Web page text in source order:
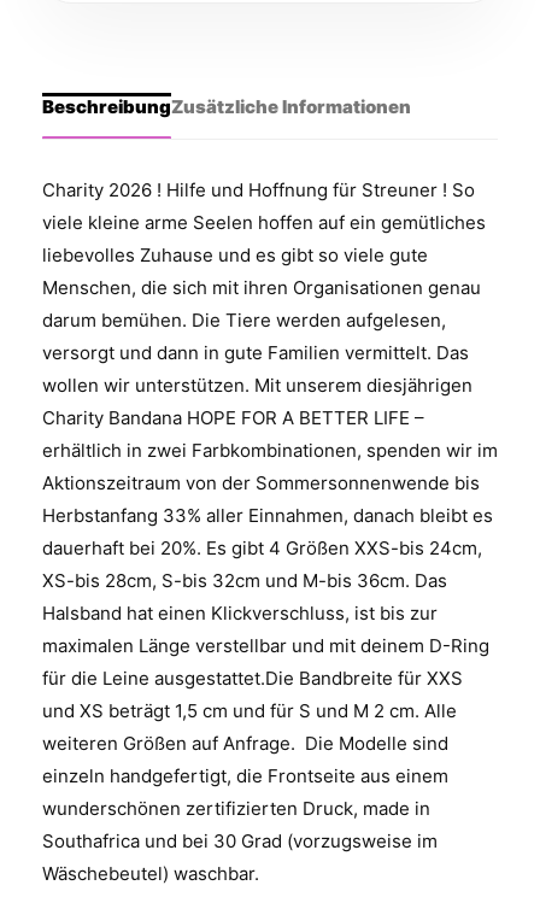
BeschreibungZusätzliche Informationen
Charity 2026 ! Hilfe und Hoffnung für Streuner ! So
viele kleine arme Seelen hoffen auf ein gemütliches
liebevolles Zuhause und es gibt so viele gute
Menschen, die sich mit ihren Organisationen genau
darum bemühen. Die Tiere werden aufgelesen,
versorgt und dann in gute Familien vermittelt. Das
wollen wir unterstützen. Mit unserem diesjährigen
Charity Bandana HOPE FOR A BETTER LIFE –
erhältlich in zwei Farbkombinationen, spenden wir im
Aktionszeitraum von der Sommersonnenwende bis
Herbstanfang 33% aller Einnahmen, danach bleibt es
dauerhaft bei 20%. Es gibt 4 Größen XXS-bis 24cm,
XS-bis 28cm, S-bis 32cm und M-bis 36cm. Das
Halsband hat einen Klickverschluss, ist bis zur
maximalen Länge verstellbar und mit deinem D-Ring
für die Leine ausgestattet.Die Bandbreite für XXS
und XS beträgt 1,5 cm und für S und M 2 cm. Alle
weiteren Größen auf Anfrage. Die Modelle sind
einzeln handgefertigt, die Frontseite aus einem
wunderschönen zertifizierten Druck, made in
Southafrica und bei 30 Grad (vorzugsweise im
Wäschebeutel) waschbar.